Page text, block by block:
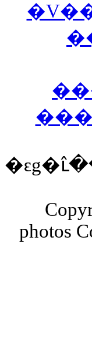
photos